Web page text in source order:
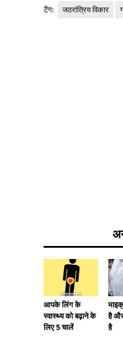
टैग: जठरांत्रिय विकार
आपके लिंग के
स्वास्थ्य को बढ़ाने के
लिए 5 चालें
है और
है